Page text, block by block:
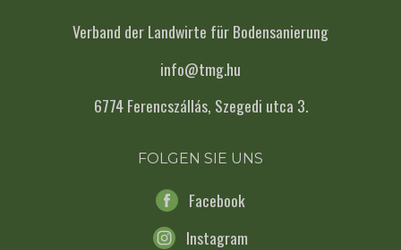
Verband der Landwirte für Bodensanierung
info@tmg.hu
6774 Ferencszállás, Szegedi utca 3.
FOLGEN SIE UNS
Facebook
Instagram